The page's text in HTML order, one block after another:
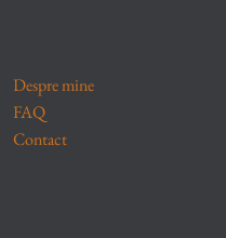
Despre mine
FAQ
Contact